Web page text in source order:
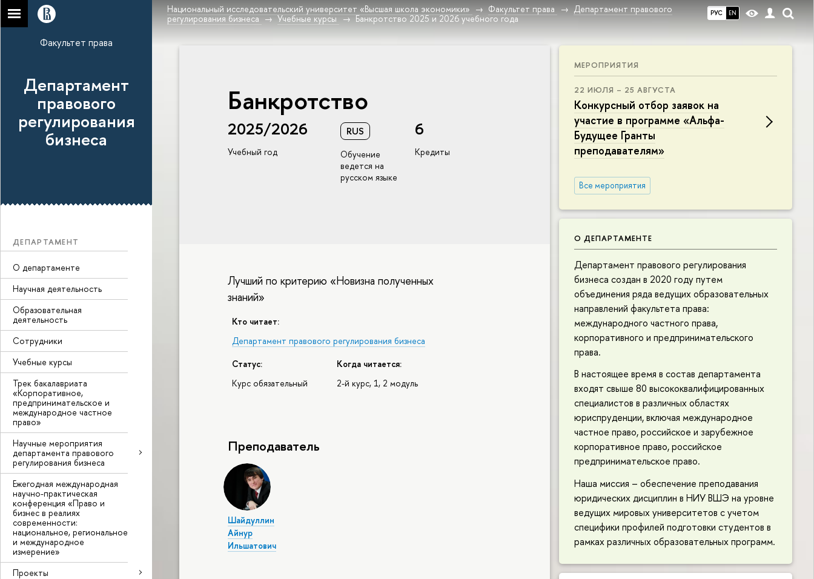
РУС EN
Национальный исследовательский университет «Высшая школа экономики» Факультет права
Департамент правового
регулирования бизнеса
Учебные курсы Банкротство 2025 и 2026 учебного года
Факультет права
Департамент
правового
регулирования
бизнеса
ДЕПАРТАМЕНТ
О департаменте
Научная деятельность
Образовательная
деятельность
Сотрудники
Учебные курсы
Трек бакалавриата
«Корпоративное,
предпринимательское и
международное частное
право»
Научные мероприятия
департамента правового
регулирования бизнеса
Ежегодная международная
научно-практическая
конференция «Право и
бизнес в реалиях
современности:
национальное, региональное
и международное
измерение»
Проекты
МЕРОПРИЯТИЯ
22 ИЮЛЯ – 25 АВГУСТА
Конкурсный отбор заявок на
участие в программе «Альфа-
Будущее Гранты
преподавателям»
Все мероприятия
О ДЕПАРТАМЕНТЕ
Департамент правового регулирования
бизнеса создан в 2020 году путем
объединения ряда ведущих образовательных
направлений факультета права:
международного частного права,
корпоративного и предпринимательского
права.
В настоящее время в состав департамента
входят свыше 80 высококвалифицированных
специалистов в различных областях
юриспруденции, включая международное
частное право, российское и зарубежное
корпоративное право, российское
предпринимательское право.
Наша миссия – обеспечение преподавания
юридических дисциплин в НИУ ВШЭ на уровне
ведущих мировых университетов с учетом
специфики профилей подготовки студентов в
рамках различных образовательных программ.
Банкротство
2025/2026
Учебный год
RUS
Обучение
ведется на
русском языке
6
Кредиты
Лучший по критерию «Новизна полученных
знаний»
Кто читает:
Департамент правового регулирования бизнеса
Статус:
Курс обязательный
Когда читается:
2-й курс, 1, 2 модуль
Преподаватель
Шайдуллин
Айнур
Ильшатович